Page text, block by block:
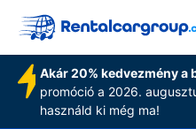
Akár 20% kedvezmény a
promóció a 2026.
használd ki még ma!